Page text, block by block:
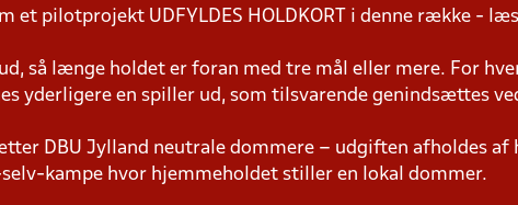
et pilotprojekt UDFYLDES HOLDKORT i denne række -
så længe holdet er foran med tre mål eller mere. For
yderligere en spiller ud, som tilsvarende genindsættes
DBU Jylland neutrale dommere – udgiften afholdes af
kampe hvor hjemmeholdet stiller en lokal dommer.